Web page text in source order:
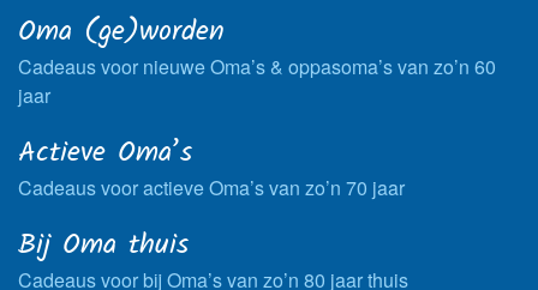
Oma (ge)worden
Cadeaus voor nieuwe Oma’s & oppasoma’s van zo’n 60
jaar
Actieve Oma’s
Cadeaus voor actieve Oma’s van zo’n 70 jaar
Bij Oma thuis
Cadeaus voor bij Oma’s van zo’n 80 jaar thuis